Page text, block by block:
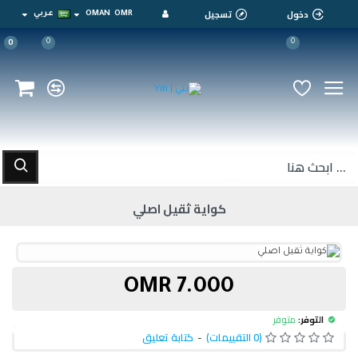
دخول تسجيل OMR
OMAN عربي
0
0
0
كواية ثقيل اصلي
التوفر: متوفر
(0 التقييمات) - كتابة تعليق
7.000 OMR